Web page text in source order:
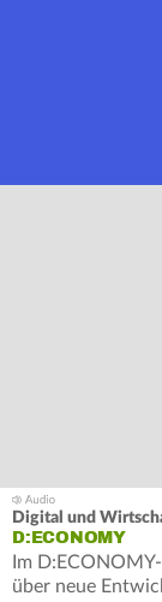
Digital und
D:ECONOMY
Im
über neue